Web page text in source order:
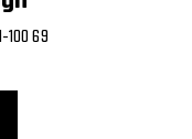
100 69